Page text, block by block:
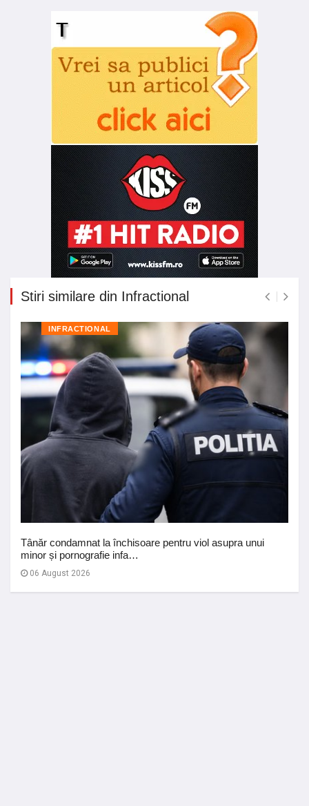
Stiri similare din Infractional
INFRACTIONAL
Tânăr condamnat la închisoare pentru viol asupra unui
minor și pornografie infa…
06 August 2026